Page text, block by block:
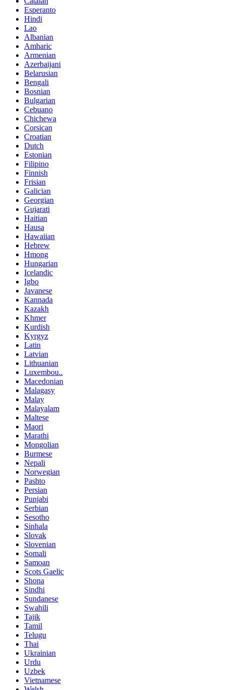
Esperanto
Hindi
Lao
Albanian
Amharic
Armenian
Azerbaijani
Belarusian
Bengali
Bosnian
Bulgarian
Cebuano
Chichewa
Corsican
Croatian
Dutch
Estonian
Filipino
Finnish
Frisian
Galician
Georgian
Gujarati
Haitian
Hausa
Hawaiian
Hebrew
Hmong
Hungarian
Icelandic
Igbo
Javanese
Kannada
Kazakh
Khmer
Kurdish
Kyrgyz
Latin
Latvian
Lithuanian
Luxembou..
Macedonian
Malagasy
Malay
Malayalam
Maltese
Maori
Marathi
Mongolian
Burmese
Nepali
Norwegian
Pashto
Persian
Punjabi
Serbian
Sesotho
Sinhala
Slovak
Slovenian
Somali
Samoan
Scots Gaelic
Shona
Sindhi
Sundanese
Swahili
Tajik
Tamil
Telugu
Thai
Ukrainian
Urdu
Uzbek
Vietnamese